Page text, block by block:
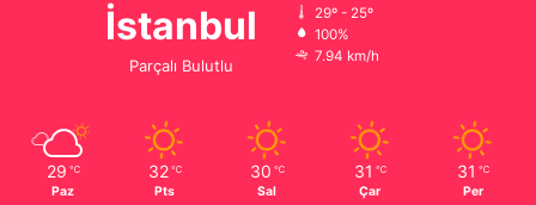
İstanbul
Parçalı Bulutlu
29º - 25º
100%
7.94 km/h
29 ℃
Paz
32 ℃
Pts
30 ℃
Sal
31 ℃
Çar
31 ℃
Per